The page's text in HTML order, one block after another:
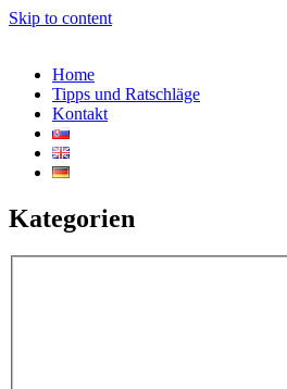
Skip to content
Home
Tipps und Ratschläge
Kontakt
Kategorien